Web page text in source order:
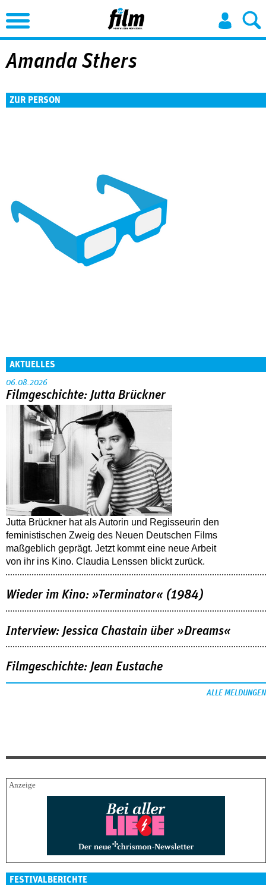
Jump to Navigation
Amanda Sthers
ZUR PERSON
AKTUELLES
06.08.2026
Filmgeschichte: Jutta Brückner
Jutta Brückner hat als Autorin und Regisseurin den
feministischen Zweig des Neuen Deutschen Films
maßgeblich geprägt. Jetzt kommt eine neue Arbeit
von ihr ins Kino. Claudia Lenssen blickt zurück.
Wieder im Kino: »Terminator« (1984)
Interview: Jessica Chastain über »Dreams«
Filmgeschichte: Jean Eustache
ALLE MELDUNGEN
FESTIVALBERICHTE